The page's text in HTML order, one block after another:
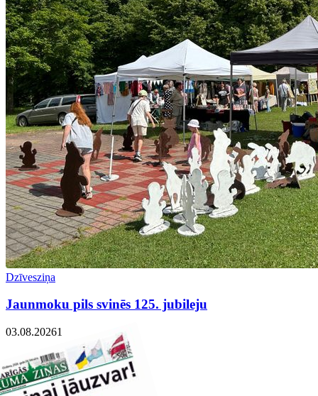
Dzīvesziņa
Jaunmoku pils svinēs 125. jubileju
03.08.20261